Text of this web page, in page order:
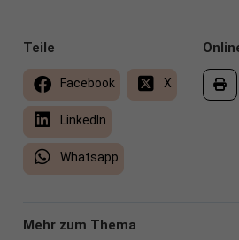
Teile
Facebook X
LinkedIn
Whatsapp
Mehr zum Thema